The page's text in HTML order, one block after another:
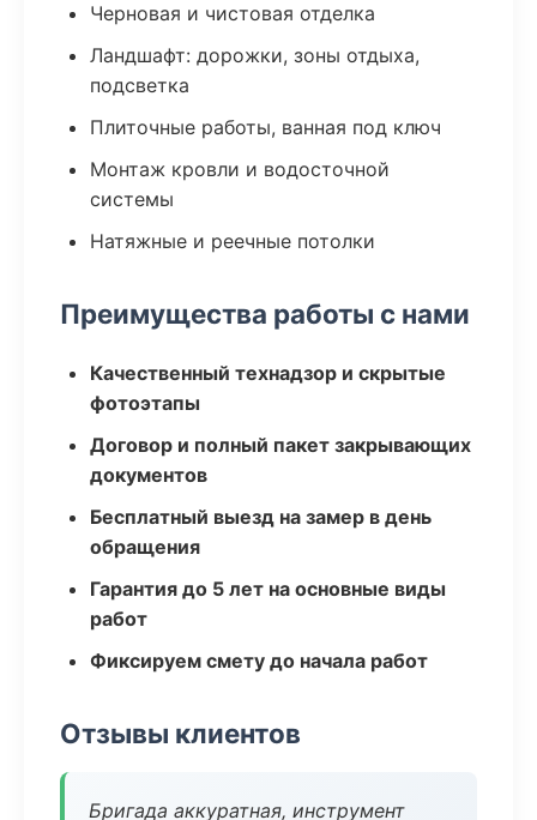
Черновая и чистовая отделка
Ландшафт: дорожки, зоны отдыха,
подсветка
Плиточные работы, ванная под ключ
Монтаж кровли и водосточной
системы
Натяжные и реечные потолки
Преимущества работы с нами
Качественный технадзор и скрытые
фотоэтапы
Договор и полный пакет закрывающих
документов
Бесплатный выезд на замер в день
обращения
Гарантия до 5 лет на основные виды
работ
Фиксируем смету до начала работ
Отзывы клиентов
Бригада аккуратная, инструмент